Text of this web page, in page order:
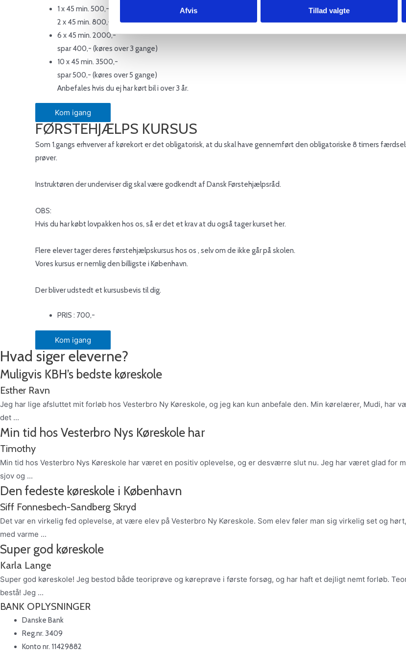
Afvis Tillad valgte
1 x 45 min. 500,-
2 x 45 min. 800,-
6 x 45 min. 2000,-
spar 400,- (køres over 3 gange)
10 x 45 min. 3500,-
spar 500,- (køres over 5 gange)
Anbefales hvis du ej har kørt bil i over 3 år.
Kom igang
FØRSTEHJÆLPS KURSUS
Som 1.gangs erhverver af kørekort er det obligatorisk, at du skal have gennemført den obligatoriske 8 timers
prøver.
Instruktøren der underviser dig skal være godkendt af Dansk Førstehjælpsråd.
OBS:
Hvis du har købt lovpakken hos os, så er det et krav at du også tager kurset her.
Flere elever tager deres førstehjælpskursus hos os , selv om de ikke går på skolen.
Vores kursus er nemlig den billigste i København.
Der bliver udstedt et kursusbevis til dig.
PRIS : 700,-
Kom igang
Hvad siger eleverne?
Muligvis KBH’s bedste køreskole
Esther Ravn
Jeg har lige afsluttet mit forløb hos Vesterbro Ny Køreskole, og jeg kan kun anbefale den. Min kørelærer, Mudi,
det ...
Min tid hos Vesterbro Nys Køreskole har
Timothy
Min tid hos Vesterbro Nys Køreskole har været en positiv oplevelse, og er desværre slut nu. Jeg har været glad for
sjov og ...
Den fedeste køreskole i København
Siff Fonnesbech-Sandberg Skryd
Det var en virkelig fed oplevelse, at være elev på Vesterbro Ny Køreskole. Som elev føler man sig virkelig set og
med varme ...
Super god køreskole
Karla Lange
Super god køreskole! Jeg bestod både teoriprøve og køreprøve i første forsøg, og har haft et dejligt nemt forløb.
bestå! Jeg ...
BANK OPLYSNINGER
Danske Bank
Reg.nr. 3409
Konto nr. 11429882